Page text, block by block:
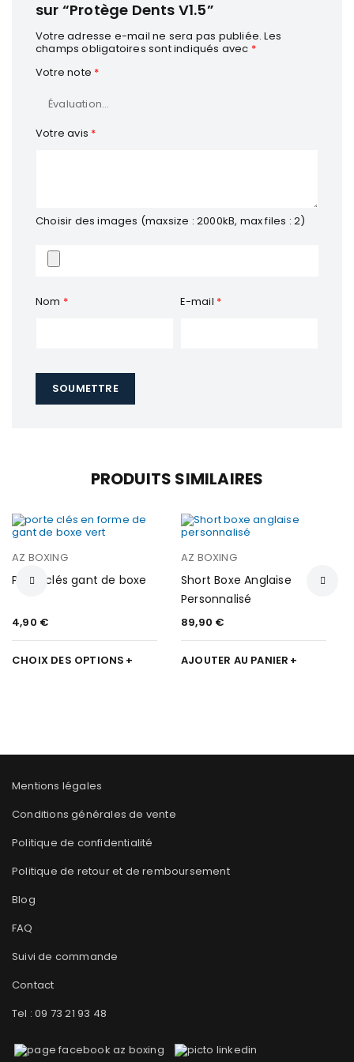
sur “Protège Dents V1.5”
Votre adresse e-mail ne sera pas publiée. Les
champs obligatoires sont indiqués avec *
Votre note *
Votre avis *
Choisir des images (maxsize : 2000kB, max files : 2)
Nom * E-mail *
PRODUITS SIMILAIRES
AZ BOXING
Porte clés gant de boxe
4,90 €
CHOIX DES OPTIONS
AZ BOXING
Short Boxe Anglaise
Personnalisé
89,90 €
AJOUTER AU PANIER
Mentions légales
Conditions générales de vente
Politique de confidentialité
Politique de retour et de remboursement
Blog
FAQ
Suivi de commande
Contact
Tel : 09 73 21 93 48